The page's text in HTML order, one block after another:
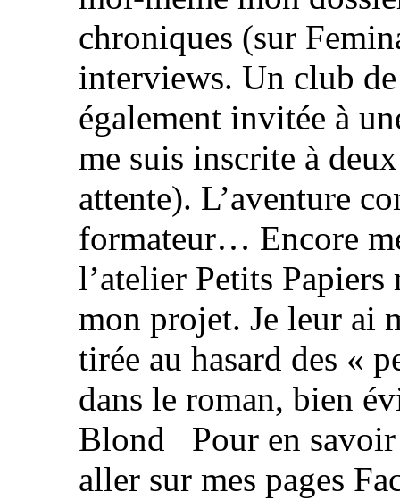
chroniques (sur
interviews. Un club
également invitée à
me suis inscrite à
attente). L’aventure
formateur… Encore
l’atelier Petits Papiers
mon projet. Je leur ai
tirée au hasard des «
dans le roman, bien
Blond Pour en savoir
aller sur mes pages